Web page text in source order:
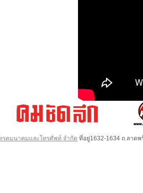
คมนาคมและโทรศัพท์ จำกัด ที่อยู่1632-1634 ถ.ลาดพ